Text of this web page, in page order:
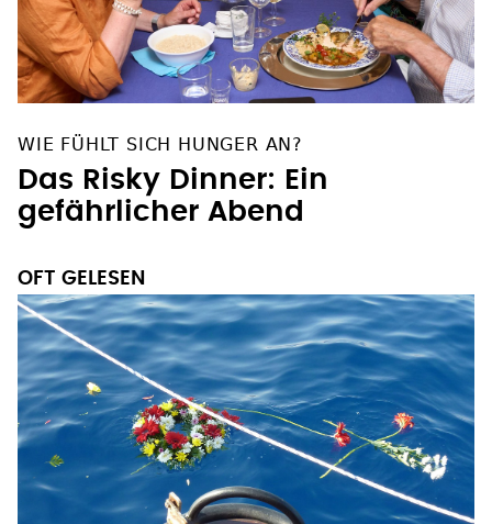
WIE FÜHLT SICH HUNGER AN?
Das Risky Dinner: Ein
gefährlicher Abend
OFT GELESEN